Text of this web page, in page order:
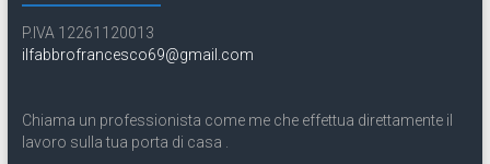
P.IVA 12261120013
ilfabbrofrancesco69@gmail.com
Chiama un professionista come me che effettua direttamente il
lavoro sulla tua porta di casa .